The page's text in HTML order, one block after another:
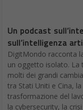
Un podcast
sull’intelligenza
DigitMondo racconta
un oggetto isolato. La
molti dei grandi
tra Stati Uniti e Cina,
trasformazione del
la cybersecurity, la